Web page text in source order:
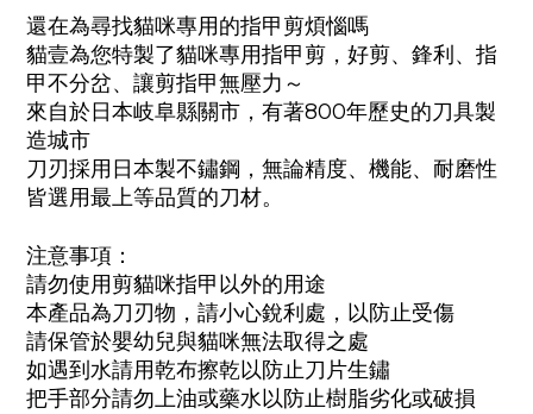
還在為尋找貓咪專用的指甲剪煩惱嗎
貓壹為您特製了貓咪專用指甲剪，好剪、鋒利、指
甲不分岔、讓剪指甲無壓力～
來自於日本岐阜縣關市，有著800年歷史的刀具製
造城市
刀刃採用日本製不鏽鋼，無論精度、機能、耐磨性
皆選用最上等品質的刀材。
注意事項：
請勿使用剪貓咪指甲以外的用途
本產品為刀刃物，請小心銳利處，以防止受傷
請保管於嬰幼兒與貓咪無法取得之處
如遇到水請用乾布擦乾以防止刀片生鏽
把手部分請勿上油或藥水以防止樹脂劣化或破損